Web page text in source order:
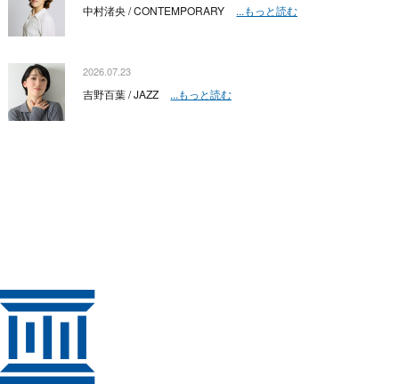
中村渚央 / CONTEMPORARY ...もっと読む
2026.07.23
吉野百葉 / JAZZ ...もっと読む